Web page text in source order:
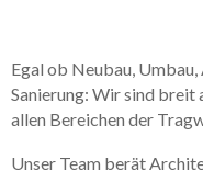
Egal ob Neubau,
Sanierung: Wir sind breit
allen Bereichen der
Unser Team berät